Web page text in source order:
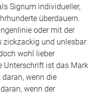
Signum individueller,
überdauern.
oder mit der
zickzackig und unlesbar
wohl lieber
Unterschrift ist das Mark
wenn die
wenn der